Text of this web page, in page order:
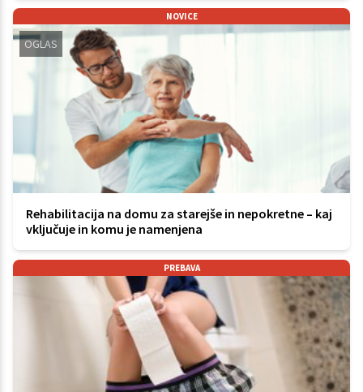
NOVICE
OGLAS
Rehabilitacija na domu za starejše in nepokretne – kaj
vključuje in komu je namenjena
PREBAVA